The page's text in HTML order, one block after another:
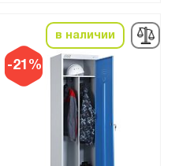
-21%
в наличии